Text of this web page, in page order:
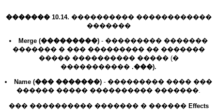
������� 10.14. ���������� ������������
�������
Merge (���������) - ��������� �������
������� � ��� ��������� �� �������
����� ���������� ����� (�
����������� .���).
Name (��� �������) - ��������� ���� ���
������ ����� ���������� �������.
��� ���������� ������� � ������ Effects